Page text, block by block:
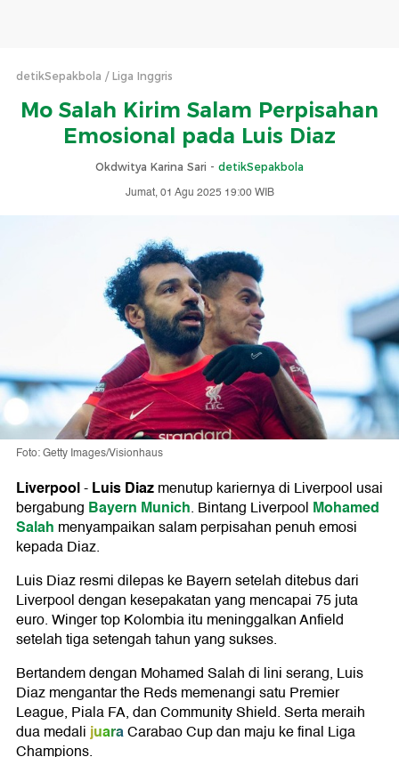
detikSepakbola Liga Inggris
Mo Salah Kirim Salam Perpisahan
Emosional pada Luis Diaz
Okdwitya Karina Sari - detikSepakbola
Jumat, 01 Agu 2025 19:00 WIB
Foto: Getty Images/Visionhaus
Liverpool-Luis Diazmenutup kariernya di Liverpool usai
bergabung Bayern Munich. Bintang Liverpool Mohamed
Salah menyampaikan salam perpisahan penuh emosi
kepada Diaz.
Luis Diaz resmi dilepas ke Bayern setelah ditebus dari
Liverpool dengan kesepakatan yang mencapai 75 juta
euro. Winger top Kolombia itu meninggalkan Anfield
setelah tiga setengah tahun yang sukses.
Bertandem dengan Mohamed Salah di lini serang, Luis
Diaz mengantar the Reds memenangi satu Premier
League, Piala FA, dan Community Shield. Serta meraih
dua medalijuaraCarabao Cup dan maju ke final Liga
Champions.